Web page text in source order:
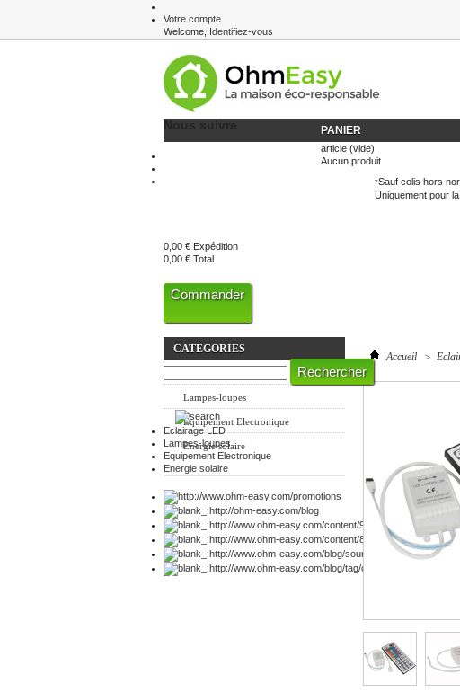
Votre compte
Welcome, Identifiez-vous
Newsletter
PANIER
article (vide)
Aucun produit
*Sauf colis hors
Uniquement pour
0,00 € Expédition
0,00 € Total
Commander
Eclairage LED
Lampes-loupes
Equipement Electronique
Energie solaire
CATÉGORIES
Lampes-loupes
Equipement Electronique
Energie solaire
Accueil >